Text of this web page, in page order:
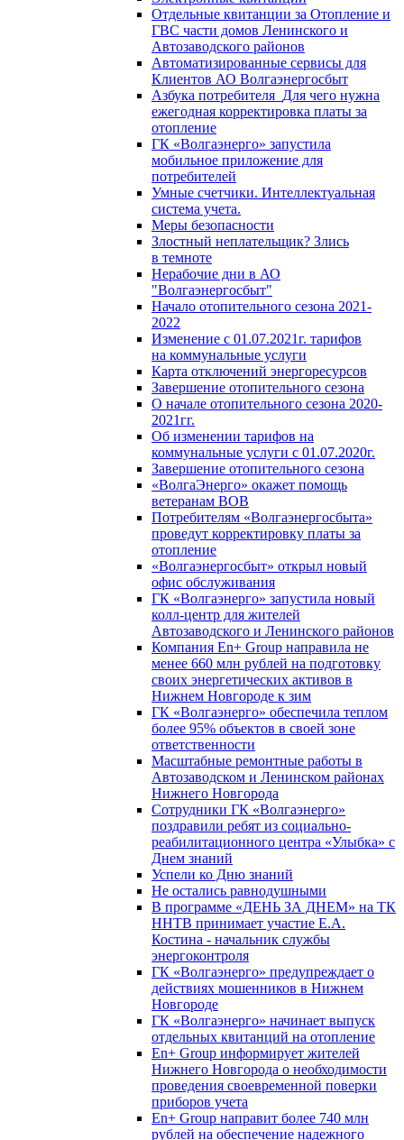
Отдельные квитанции за Отопление и
ГВС части домов Ленинского и
Автозаводского районов
Автоматизированные сервисы для
Клиентов АО Волгаэнергосбыт
Азбука потребителя_Для чего нужна
ежегодная корректировка платы за
отопление
ГК «Волгаэнерго» запустила
мобильное приложение для
потребителей
Умные счетчики. Интеллектуальная
система учета.
Меры безопасности
Злостный неплательщик? Злись
в темноте
Нерабочие дни в АО
"Волгаэнергосбыт"
Начало отопительного сезона 2021-
2022
Изменение с 01.07.2021г. тарифов
на коммунальные услуги
Карта отключений энергоресурсов
Завершение отопительного сезона
О начале отопительного сезона 2020-
2021гг.
Об изменении тарифов на
коммунальные услуги с 01.07.2020г.
Завершение отопительного сезона
«ВолгаЭнерго» окажет помощь
ветеранам ВОВ
Потребителям «Волгаэнергосбыта»
проведут корректировку платы за
отопление
«Волгаэнергосбыт» открыл новый
офис обслуживания
ГК «Волгаэнерго» запустила новый
колл-центр для жителей
Автозаводского и Ленинского районов
Компания En+ Group направила не
менее 660 млн рублей на подготовку
своих энергетических активов в
Нижнем Новгороде к зим
ГК «Волгаэнерго» обеспечила теплом
более 95% объектов в своей зоне
ответственности
Масштабные ремонтные работы в
Автозаводском и Ленинском районах
Нижнего Новгорода
Сотрудники ГК «Волгаэнерго»
поздравили ребят из социально-
реабилитационного центра «Улыбка» с
Днем знаний
Успели ко Дню знаний
Не остались равнодушными
В программе «ДЕНЬ ЗА ДНЕМ» на ТК
ННТВ принимает участие Е.А.
Костина - начальник службы
энергоконтроля
ГК «Волгаэнерго» предупреждает о
действиях мошенников в Нижнем
Новгороде
ГК «Волгаэнерго» начинает выпуск
отдельных квитанций на отопление
En+ Group информирует жителей
Нижнего Новгорода о необходимости
проведения своевременной поверки
приборов учета
En+ Group направит более 740 млн
рублей на обеспечение надежного